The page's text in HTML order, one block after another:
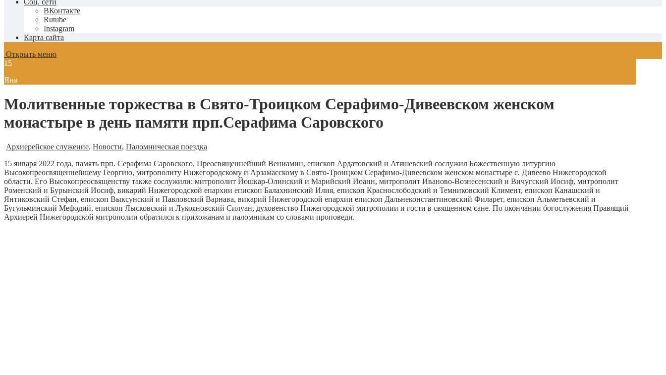
Соц. сети
ВКонтакте
Rutube
Instagram
Карта сайта
Открыть меню
15
Янв
Молитвенные торжества в Свято-Троицком Серафимо-Дивеевском женском
монастыре в день памяти прп.Серафима Саровского
Архиерейское служение, Новости, Паломническая поездка
15 января 2022 года, память прп. Серафима Саровского, Преосвященнейший Вениамин, епископ Ардатовский и Атяшевский сослужил Божественную литургию
Высокопреосвященнейшему Георгию, митрополиту Нижегородскому и Арзамасскому в Свято-Троицком Серафимо-Дивеевском женском монастыре с. Дивеево Нижегородской
области. Его Высокопреосвященству также сослужили: митрополит Йошкар-Олинский и Марийский Иоанн, митрополит Иваново-Вознесенский и Вичугский Иосиф, митрополит
Роменский и Бурынский Иосиф, викарий Нижегородской епархии епископ Балахнинский Илия, епископ Краснослободский и Темниковский Климент, епископ Канашский и
Янтиковский Стефан, епископ Выксунский и Павловский Варнава, викарий Нижегородской епархии епископ Дальнеконстантиновский Филарет, епископ Альметьевский и
Бугульминский Мефодий, епископ Лысковский и Лукояновский Силуан, духовенство Нижегородской митрополии и гости в священном сане. По окончании богослужения Правящий
Архиерей Нижегородской митрополии обратился к прихожанам и паломникам со словами проповеди.